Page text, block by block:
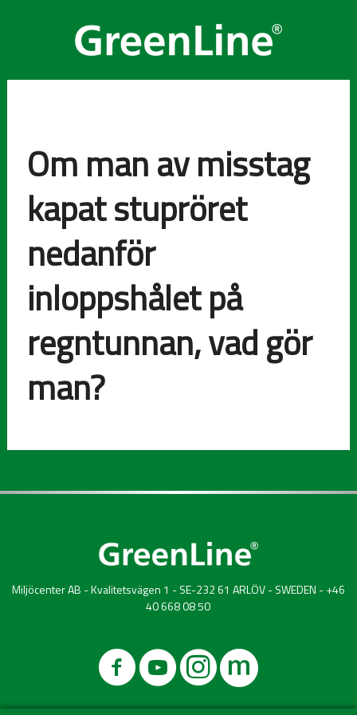
Om man av misstag
kapat stupröret
nedanför
inloppshålet på
regntunnan, vad gör
man?
Miljöcenter AB - Kvalitetsvägen 1 - SE-232 61 ARLÖV - SWEDEN - +46
40 668 08 50